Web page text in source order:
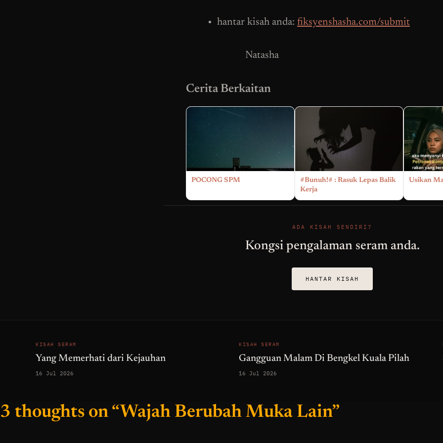
hantar kisah anda: fiksyenshasha.com/submit
Natasha
Cerita Berkaitan
POCONG SPM
#Bunuh!# : Rasuk Lepas Balik
Kerja
Usikan
ADA KISAH SENDIRI?
Kongsi pengalaman seram anda.
HANTAR KISAH
KISAH SERAM
Yang Memerhati dari Kejauhan
16 Jul 2026
KISAH SERAM
Gangguan Malam Di Bengkel Kuala Pilah
16 Jul 2026
3 thoughts on “Wajah Berubah Muka Lain”